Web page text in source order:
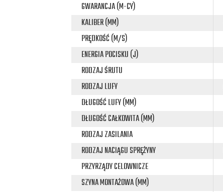
GWARANCJA (M-CY)
KALIBER (MM)
PRĘDKOŚĆ (M/S)
ENERGIA POCISKU (J)
RODZAJ ŚRUTU
RODZAJ LUFY
DŁUGOŚĆ LUFY (MM)
DŁUGOŚĆ CAŁKOWITA (MM)
RODZAJ ZASILANIA
RODZAJ NACIĄGU SPRĘŻYNY
PRZYRZĄDY CELOWNICZE
SZYNA MONTAŻOWA (MM)